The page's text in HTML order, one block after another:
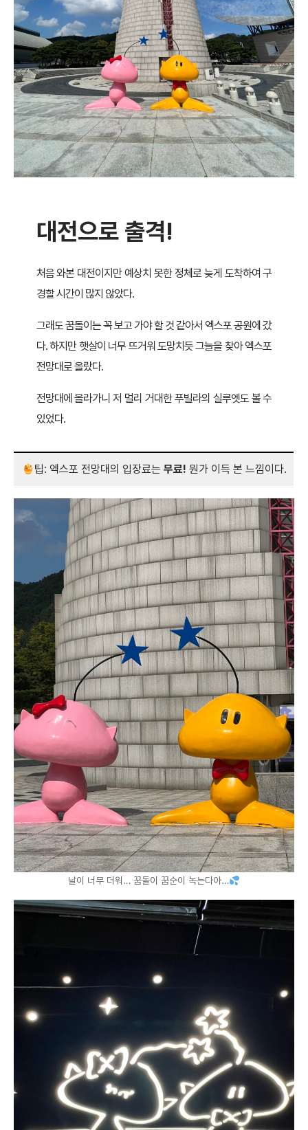
대전으로 출격!
처음 와본 대전이지만 예상치 못한 정체로 늦게 도착하여 구
경할 시간이 많지 않았다.
그래도 꿈돌이는 꼭 보고 가야 할 것 같아서 엑스포 공원에 갔
다. 하지만 햇살이 너무 뜨거워 도망치듯 그늘을 찾아 엑스포
전망대로 올랐다.
전망대에 올라가니 저 멀리 거대한 푸빌라의 실루엣도 볼 수
있었다.
팁: 엑스포 전망대의 입장료는 무료! 뭔가 이득 본 느낌이다.
날이 너무 더워… 꿈돌이 꿈순이 녹는다아…